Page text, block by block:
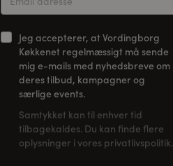
Jeg accepterer, at Vordingborg
Køkkenet regelmæssigt må sende
mig e-mails med nyhedsbreve om
deres tilbud, kampagner og
særlige events.
Samtykket kan til enhver tid
tilbagekaldes. Du kan finde flere
oplysninger i vores privatlivspolitik.